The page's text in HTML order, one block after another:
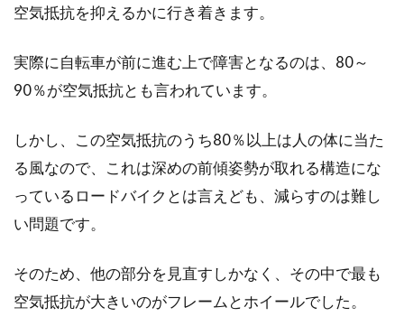
水泳は全身の筋肉トレーニング！！
プロテインを摂取しよう
ことはご存知ですか？人の身体は、水中にいる
だけでカ...
イールとハブを学ぼう
空気抵抗を抑えるかに行き着きます。
実際に自転車が前に進む上で障害となるのは、80～
90％が空気抵抗とも言われています。
しかし、この空気抵抗のうち80％以上は人の体に当た
る風なので、これは深めの前傾姿勢が取れる構造にな
っているロードバイクとは言えども、減らすのは難し
い問題です。
そのため、他の部分を見直すしかなく、その中で最も
空気抵抗が大きいのがフレームとホイールでした。